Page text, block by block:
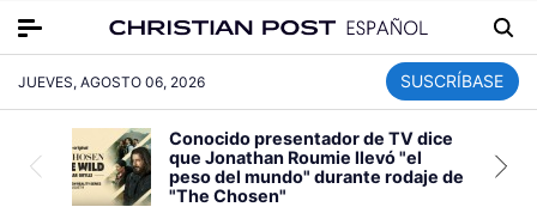
JUEVES, AGOSTO 06, 2026 SUSCRÍBASE
Conocido presentador de TV dice
que Jonathan Roumie llevó "el
peso del mundo" durante rodaje de
"The Chosen"